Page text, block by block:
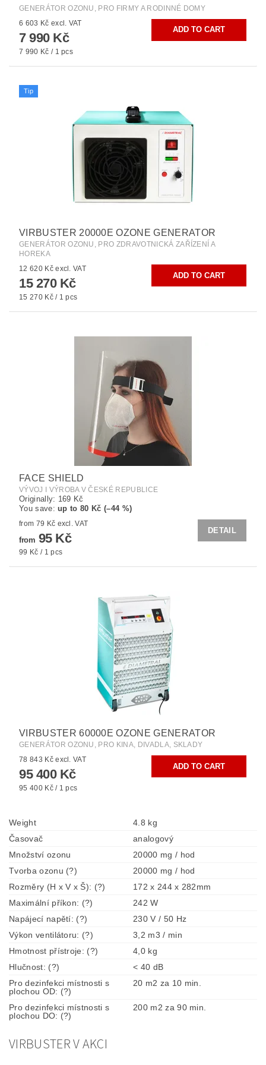
GENERÁTOR OZONU, PRO FIRMY A RODINNÉ DOMY
6 603 Kč excl. VAT
7 990 Kč
7 990 Kč / 1 pcs
Tip
VIRBUSTER 20000E OZONE GENERATOR
GENERÁTOR OZONU, PRO ZDRAVOTNICKÁ ZAŘÍZENÍ A
HOREKA
12 620 Kč excl. VAT
15 270 Kč
15 270 Kč / 1 pcs
FACE SHIELD
VÝVOJ I VÝROBA V ČESKÉ REPUBLICE
Originally: 169 Kč
You save:up to 80 Kč (–44 %)
from 79 Kč excl. VAT
from 95 Kč
99 Kč / 1 pcs
DETAIL
VIRBUSTER 60000E OZONE GENERATOR
GENERÁTOR OZONU, PRO KINA, DIVADLA, SKLADY
78 843 Kč excl. VAT
95 400 Kč
95 400 Kč / 1 pcs
Weight
4.8 kg
Časovač
analogový
Množství ozonu
20000 mg / hod
Tvorba ozonu (?)
20000 mg / hod
Rozměry (H x V x Š): (?)
172 x 244 x 282mm
Maximální příkon: (?)
242 W
Napájecí napětí: (?)
230 V / 50 Hz
Výkon ventilátoru: (?)
3,2 m3 / min
Hmotnost přístroje: (?)
4,0 kg
Hlučnost: (?)
< 40 dB
Pro dezinfekci místnosti s
plochou OD: (?)
20 m2 za 10 min.
Pro dezinfekci místnosti s
plochou DO: (?)
200 m2 za 90 min.
VIRBUSTER V AKCI